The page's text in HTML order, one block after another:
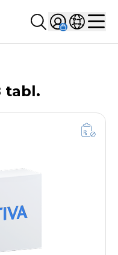
Szukaj...
Sign inWybierz
tabl.